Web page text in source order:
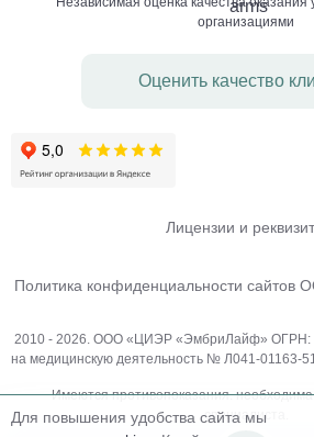
организациями
Оценить качество
Лицензии и
Политика конфиденциальности сайтов
2010 - 2026. ООО «ЦИЭР «ЭмбриЛайф» ОГРН:
на медицинскую деятельность № Л041-01163-
Имеются противопоказания. необходима
специалиста.
Для повышения удобства сайта мы